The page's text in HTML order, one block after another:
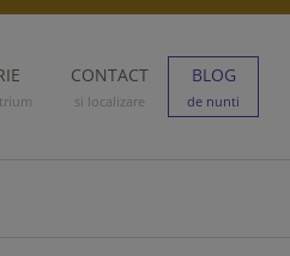
CONTACT
si localizare
BLOG
de nunti